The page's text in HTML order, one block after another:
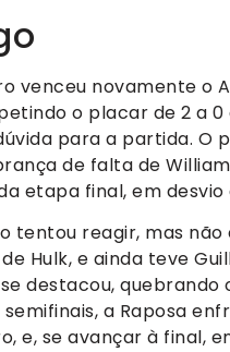
venceu novamente o
o placar de 2 a
para a partida. O
de falta de
etapa final, em
tentou reagir, mas não
Hulk, e ainda teve
destacou,
semifinais, a Raposa
e, se avançar à final,